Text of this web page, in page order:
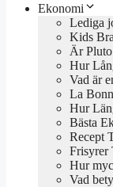
Ekonomi
Lediga
Kids
Är
Hur
Vad är
La
Hur
Bästa
Recept
Frisyrer
Hur
Vad